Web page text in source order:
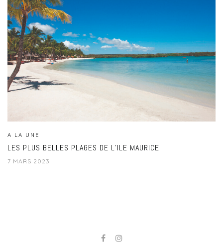
A LA UNE
LES PLUS BELLES PLAGES DE L’ILE MAURICE
7 MARS 2023